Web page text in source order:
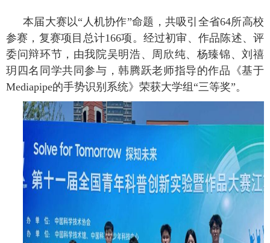
本届大赛以“人机协作”命题，共吸引全省64所高校
参赛，复赛项目总计166项。经过初审、作品陈述、评
委问辩环节，由我院吴明浩、周欣纯、杨臻锦、刘禧
玥四名同学共同参与，韩腾跃老师指导的作品《基于
Mediapipe的手势识别系统》荣获大学组“三等奖”。